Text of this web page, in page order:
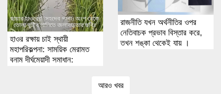
হাওর রক্ষায় চাই স্থায়ী
মহাপরিকল্পনা: সাময়িক মেরামত
বনাম দীর্ঘমেয়াদী সমাধান:
রাজনীতি যখন অর্থনীতির ওপর
নেতিবাচক প্রভাব বিস্তার করে,
তখন শঙ্কা থেকেই যায় ।
আরও খবর